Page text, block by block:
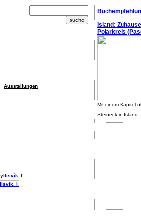
Island:
Polarkreis
Mit einem Kapitel
Sterneck in Island
Ausstellungen